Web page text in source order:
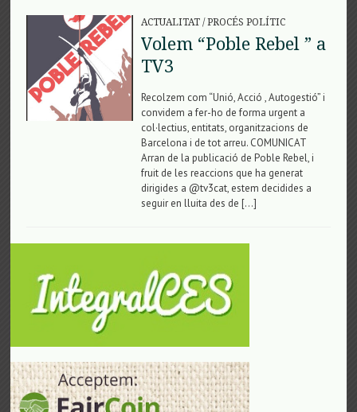
ACTUALITAT/PROCÉS POLÍTIC
Volem “Poble Rebel ” a
TV3
Recolzem com “Unió, Acció , Autogestió” i
convidem a fer-ho de forma urgent a
col·lectius, entitats, organitzacions de
Barcelona i de tot arreu. COMUNICAT
Arran de la publicació de Poble Rebel, i
fruit de les reaccions que ha generat
dirigides a @tv3cat, estem decidides a
seguir en lluita des de […]